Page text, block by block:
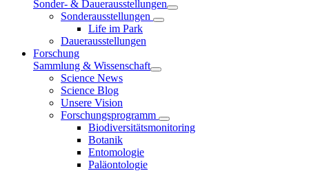
Sonder- & Dauerausstellungen
Sonderausstellungen
Life im Park
Dauerausstellungen
Forschung
Sammlung & Wissenschaft
Science News
Science Blog
Unsere Vision
Forschungsprogramm
Biodiversitätsmonitoring
Botanik
Entomologie
Paläontologie